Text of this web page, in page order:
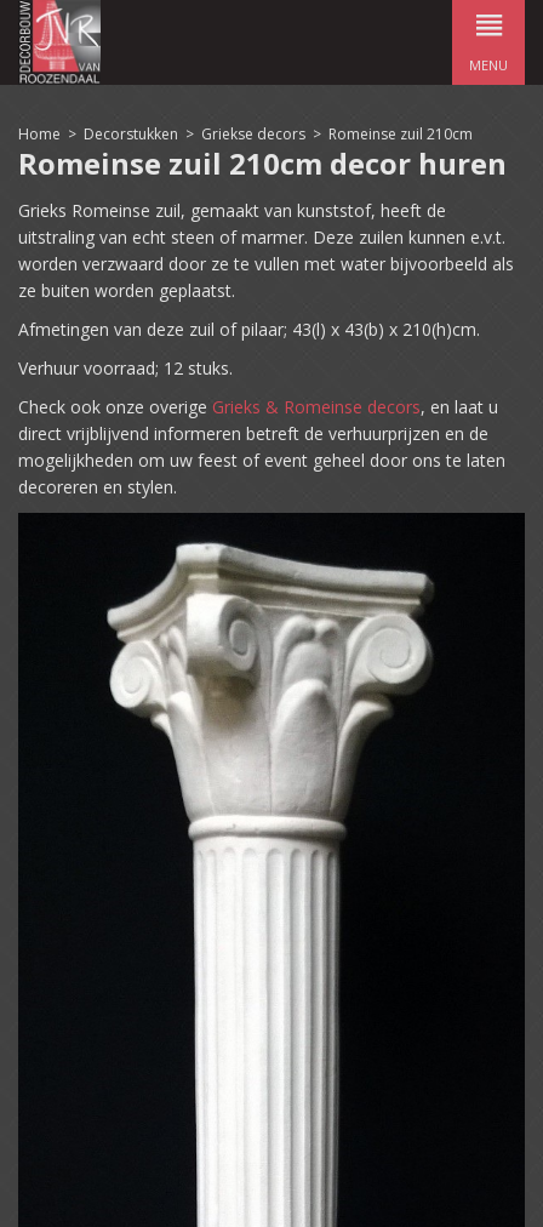
MENU
Home > Decorstukken > Griekse decors > Romeinse zuil 210cm
Romeinse zuil 210cm decor huren
Grieks Romeinse zuil, gemaakt van kunststof, heeft de
uitstraling van echt steen of marmer. Deze zuilen kunnen e.v.t.
worden verzwaard door ze te vullen met water bijvoorbeeld als
ze buiten worden geplaatst.
Afmetingen van deze zuil of pilaar; 43(l) x 43(b) x 210(h)cm.
Verhuur voorraad; 12 stuks.
Check ook onze overige Grieks & Romeinse decors, en laat u
direct vrijblijvend informeren betreft de verhuurprijzen en de
mogelijkheden om uw feest of event geheel door ons te laten
decoreren en stylen.